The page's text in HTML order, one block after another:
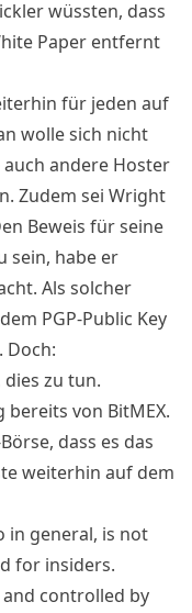
wüssten, dass
Paper entfernt
für jeden auf
wolle sich nicht
andere Hoster
Zudem sei Wright
Beweis für seine
sein, habe er
Als solcher
PGP-Public Key
Doch:
zu tun.
von BitMEX.
dass es das
weiterhin auf dem
in general, is not
for insiders.
and controlled by